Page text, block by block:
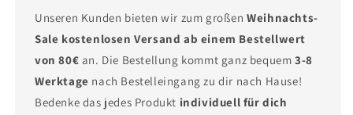
Unseren Kunden bieten wir zum großenWeihnachts-
Sale kostenlosen Versand ab einem Bestellwert
von 80€ an. Die Bestellung kommt ganz bequem3-8
Werktage nach Bestelleingang zu dir nach Hause!
Bedenke das jedes Produkt individuell für dich